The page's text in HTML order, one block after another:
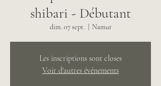
shibari - Débutant
dim. 07 sept. Namur
Les inscriptions sont closes
Voir d'autres événements